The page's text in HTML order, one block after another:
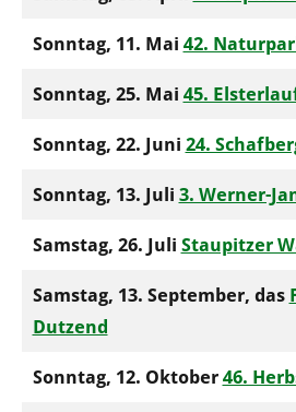
Sonntag, 11. Mai 42.
Sonntag, 25. Mai 45.
Sonntag, 22. Juni 24.
Sonntag, 13. Juli 3. Werner-
Samstag, 26. Juli Staupitzer
Samstag, 13. September, das
Dutzend
Sonntag, 12. Oktober 46.